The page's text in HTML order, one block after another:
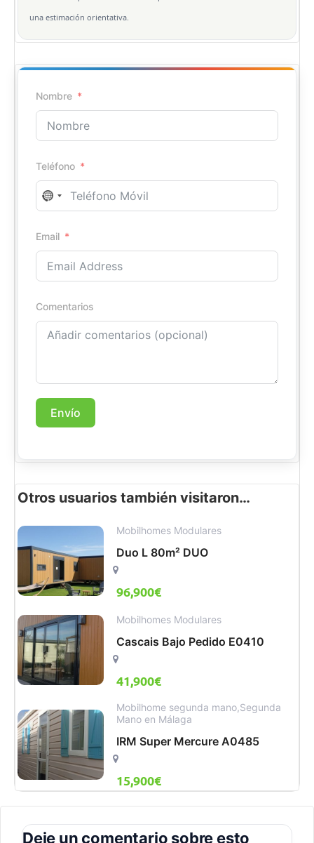
una estimación orientativa.
Nombre
Teléfono
No
selected
Email
Comentarios
Envío
Otros usuarios también visitaron…
Mobilhomes Modulares
Duo L 80m² DUO
96,900€
Mobilhomes Modulares
Cascais Bajo Pedido E0410
41,900€
Mobilhome segunda mano,Segunda
Mano en Málaga
IRM Super Mercure A0485
15,900€
Deje un comentario sobre esto